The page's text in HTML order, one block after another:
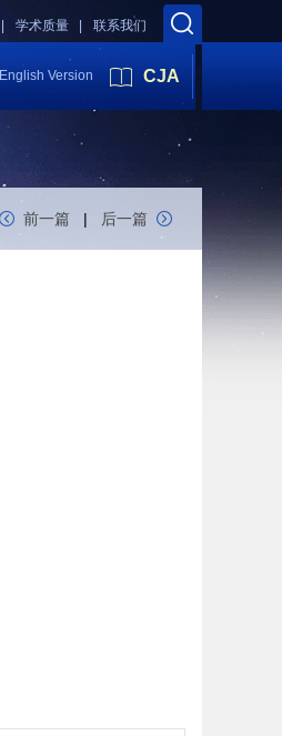
联系我们
学术质量 |
English Version CJA
前一篇 | 后一篇